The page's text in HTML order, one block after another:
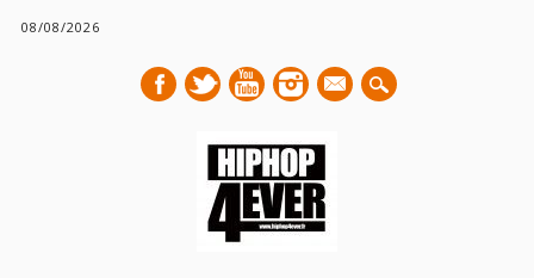
08/08/2026
mail